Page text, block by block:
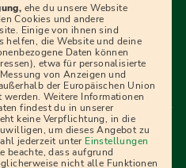
interaktiven
Für alle, die was werden
Presse
Mediadaten
Widerrufsbelehrung
ehe du unsere Website
Cookies und andere
Einige von ihnen sind
helfen, die Website und deine
Daten können
etwa für personalisierte
von Anzeigen und
der Europäischen Union
Weitere Informationen
findest du in unserer
keine Verpflichtung, in die
um dieses Angebot zu
jederzeit unter Einstellungen
beachte, dass aufgrund
nicht alle Funktionen